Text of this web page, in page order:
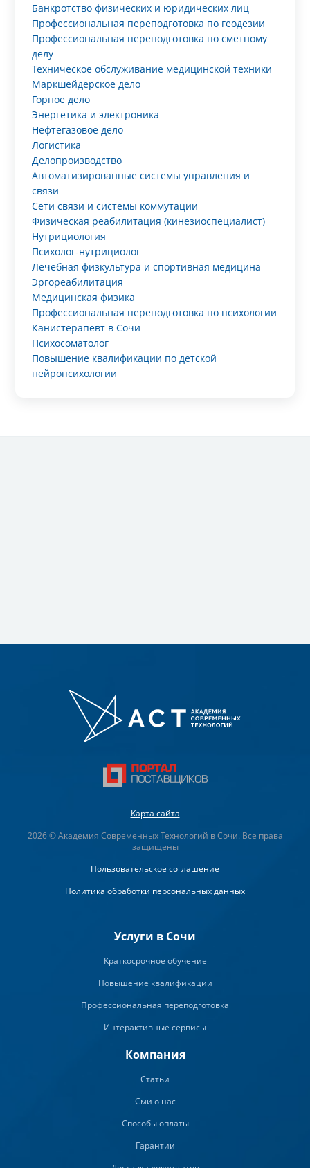
Банкротство физических и юридических лиц
Профессиональная переподготовка по геодезии
Профессиональная переподготовка по сметному
делу
Техническое обслуживание медицинской техники
Маркшейдерское дело
Горное дело
Энергетика и электроника
Нефтегазовое дело
Логистика
Делопроизводство
Автоматизированные системы управления и
связи
Сети связи и системы коммутации
Физическая реабилитация (кинезиоспециалист)
Нутрициология
Психолог-нутрициолог
Лечебная физкультура и спортивная медицина
Эргореабилитация
Медицинская физика
Профессиональная переподготовка по психологии
Канистерапевт в Сочи
Психосоматолог
Повышение квалификации по детской
нейропсихологии
Карта сайта
2026 © Академия Современных Технологий в Сочи. Все права
защищены
Пользовательское соглашение
Политика обработки персональных данных
Услуги в Сочи
Краткосрочное обучение
Повышение квалификации
Профессиональная переподготовка
Интерактивные сервисы
Компания
Статьи
Сми о нас
Способы оплаты
Гарантии